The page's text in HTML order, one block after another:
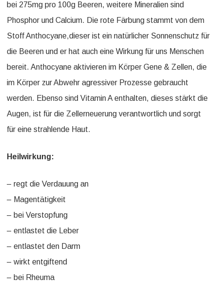
bei 275mg pro 100g Beeren, weitere Mineralien sind
Phosphor und Calcium. Die rote Färbung stammt von dem
Stoff Anthocyane,dieser ist ein natürlicher Sonnenschutz für
die Beeren und er hat auch eine Wirkung für uns Menschen
bereit. Anthocyane aktivieren im Körper Gene & Zellen, die
im Körper zur Abwehr agressiver Prozesse gebraucht
werden. Ebenso sind Vitamin A enthalten, dieses stärkt die
Augen, ist für die Zellerneuerung verantwortlich und sorgt
für eine strahlende Haut.
Heilwirkung:
– regt die Verdauung an
– Magentätigkeit
– bei Verstopfung
– entlastet die Leber
– entlastet den Darm
– wirkt entgiftend
– bei Rheuma